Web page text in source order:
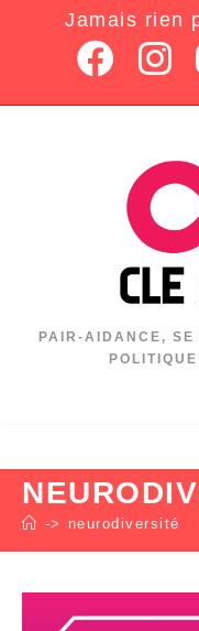
Jamais rien
PAIR-AIDANCE, SE
-> neurodiversité